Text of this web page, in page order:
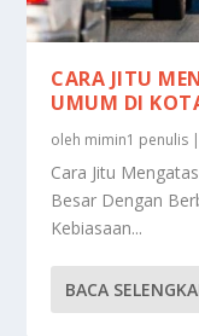
CARA JITU
UMUM DI
oleh mimin1 penulis |
Cara Jitu
Besar Dengan
Kebiasaan...
BACA